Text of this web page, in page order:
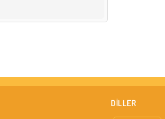
DİLLER